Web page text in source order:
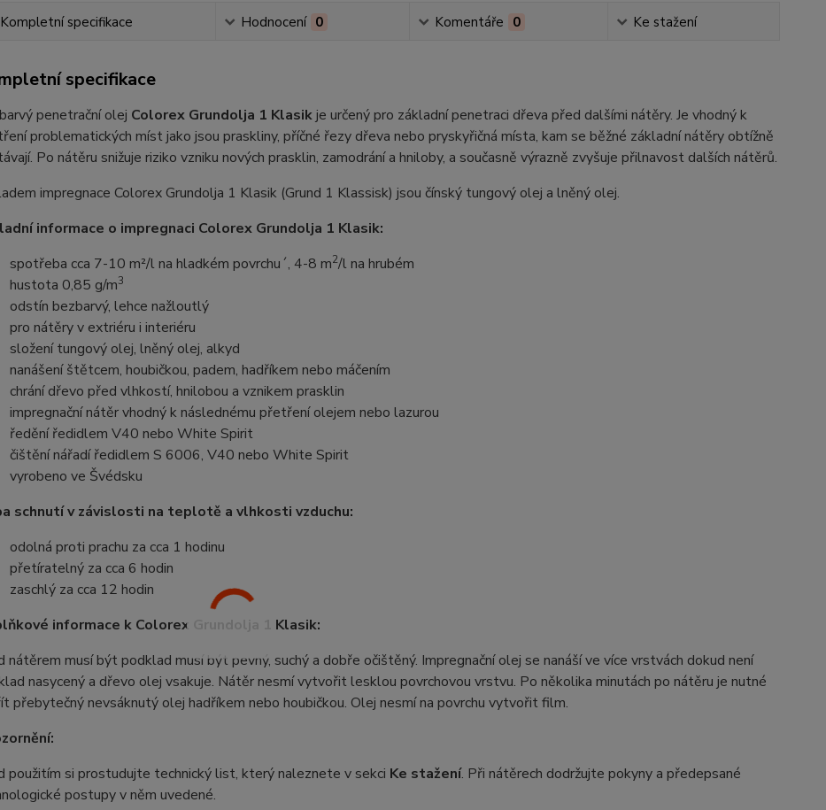
Kompletní specifikace Hodnocení 0 Komentáře 0 Ke stažení
specifikace
penetrační olej Colorex Grundolja 1 Klasikje určený pro základní penetraci dřeva před dalšími nátěry. Je vhodný k
problematických míst jako jsou praskliny, příčné řezy dřeva nebo pryskyřičná místa, kam se běžné základní nátěry obtížně
Po nátěru snižuje riziko vzniku nových prasklin, zamodrání a hniloby, a současně výrazně zvyšuje přilnavost dalších nátěrů.
impregnace Colorex Grundolja 1 Klasik (Grund 1 Klassisk) jsou čínský tungový olej a lněný olej.
informace o impregnaci Colorex Grundolja 1 Klasik:
spotřeba cca 7-10 m²/l na hladkém povrchu´, 4-8 m2/l na hrubém
hustota 0,85 g/m3
odstín bezbarvý, lehce nažloutlý
pro nátěry v extriéru i interiéru
složení tungový olej, lněný olej, alkyd
nanášení štětcem, houbičkou, padem, hadříkem nebo máčením
chrání dřevo před vlhkostí, hnilobou a vznikem prasklin
impregnační nátěr vhodný k následnému přetření olejem nebo lazurou
ředění ředidlem V40 nebo White Spirit
čištění nářadí ředidlem S 6006, V40 nebo White Spirit
vyrobeno ve Švédsku
schnutí v závislosti na teplotě a vlhkosti vzduchu:
odolná proti prachu za cca 1 hodinu
přetíratelný za cca 6 hodin
zaschlý za cca 12 hodin
informace k Colorex Grundolja 1 Klasik:
nátěrem musí být podklad musí být pevný, suchý a dobře očištěný. Impregnační olej se nanáší ve více vrstvách dokud není
nasycený a dřevo olej vsakuje. Nátěr nesmí vytvořit lesklou povrchovou vrstvu. Po několika minutách po nátěru je nutné
přebytečný nevsáknutý olej hadříkem nebo houbičkou. Olej nesmí na povrchu vytvořit film.
použitím si prostudujte technický list, který naleznete v sekci Ke stažení. Při nátěrech dodržujte pokyny a předepsané
postupy v něm uvedené.